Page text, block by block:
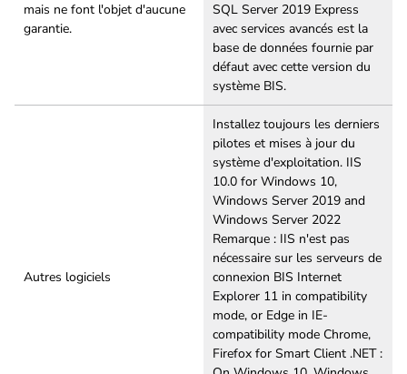
mais ne font l'objet d'aucune
garantie.
SQL Server 2019 Express
avec services avancés est la
base de données fournie par
défaut avec cette version du
système BIS.
Autres logiciels
Installez toujours les derniers
pilotes et mises à jour du
système d'exploitation. IIS
10.0 for Windows 10,
Windows Server 2019 and
Windows Server 2022
Remarque : IIS n'est pas
nécessaire sur les serveurs de
connexion BIS Internet
Explorer 11 in compatibility
mode, or Edge in IE-
compatibility mode Chrome,
Firefox for Smart Client .NET :